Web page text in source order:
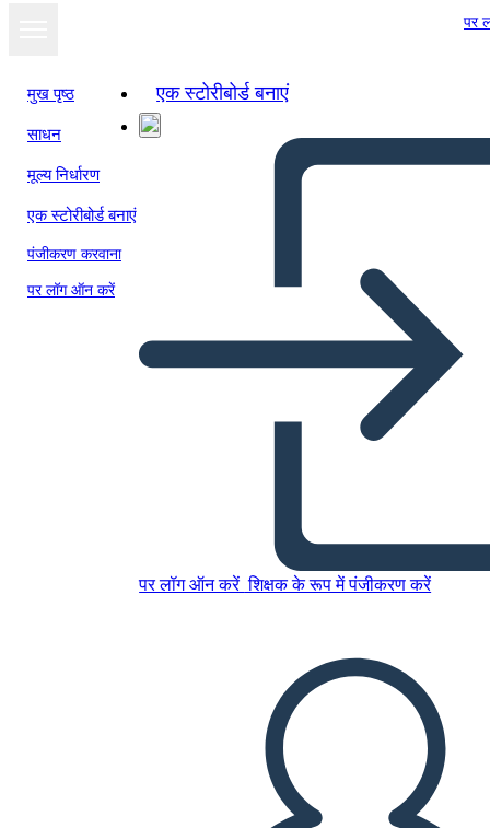
पर
मुख पृष्ठ
साधन
मूल्य निर्धारण
एक स्टोरीबोर्ड बनाएं
पंजीकरण करवाना
पर लॉग ऑन करें
एक स्टोरीबोर्ड बनाएं
पर लॉग ऑन करें शिक्षक के रूप में पंजीकरण करें
4 Adım Döngü Tablosu
स्टोरीबोर्ड बनाएं